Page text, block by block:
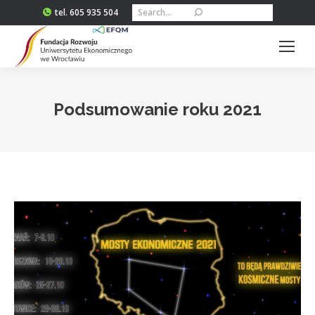
tel. 605 935 504 Szukaj:
Podsumowanie roku 2021